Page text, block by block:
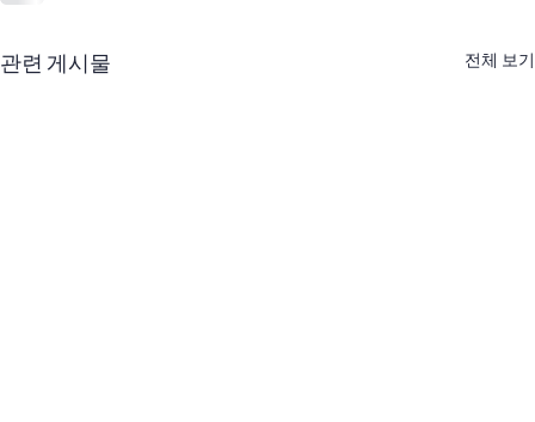
관련 게시물 전체 보기